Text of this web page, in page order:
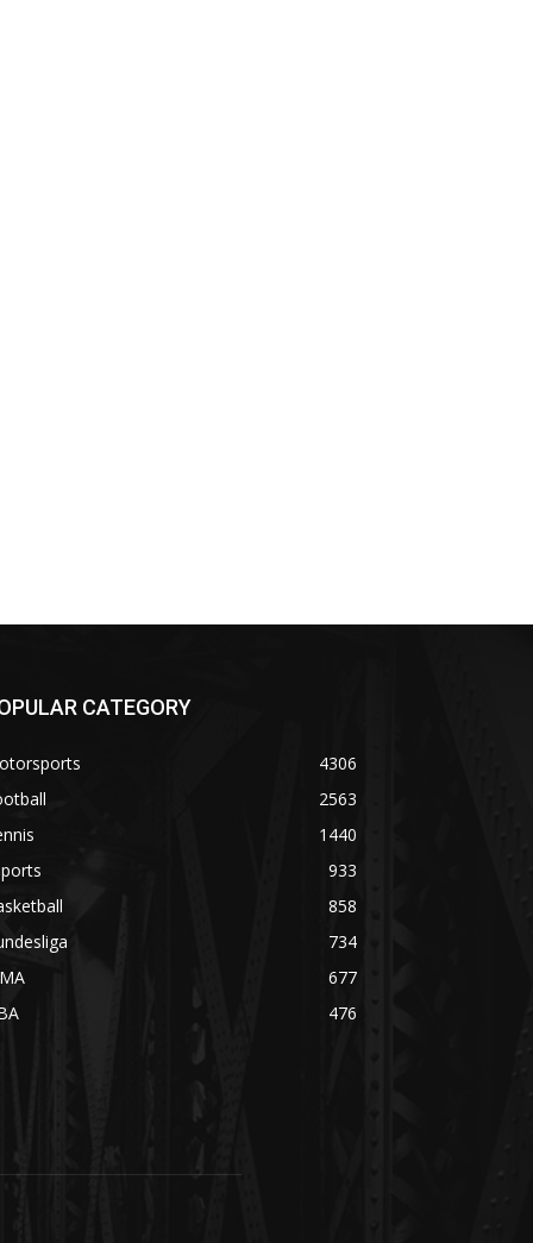
CATEGORY
4306
2563
1440
933
858
734
677
476